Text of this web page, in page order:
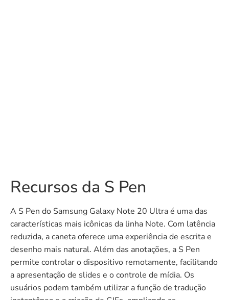
Recursos da S Pen
A S Pen do Samsung Galaxy Note 20 Ultra é uma das
características mais icônicas da linha Note. Com latência
reduzida, a caneta oferece uma experiência de escrita e
desenho mais natural. Além das anotações, a S Pen
permite controlar o dispositivo remotamente, facilitando
a apresentação de slides e o controle de mídia. Os
usuários podem também utilizar a função de tradução